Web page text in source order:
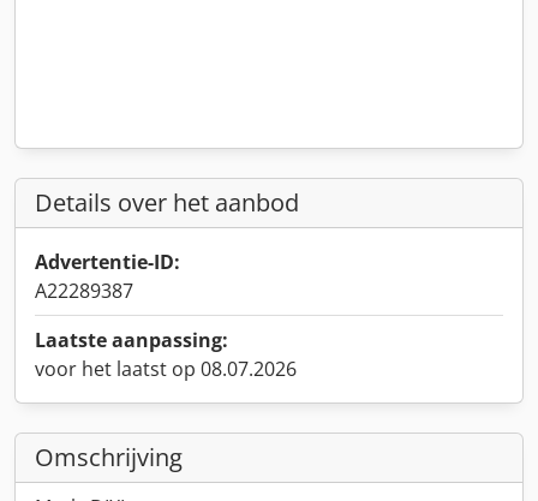
Details over het aanbod
Advertentie-ID:
A22289387
Laatste aanpassing:
voor het laatst op 08.07.2026
Omschrijving